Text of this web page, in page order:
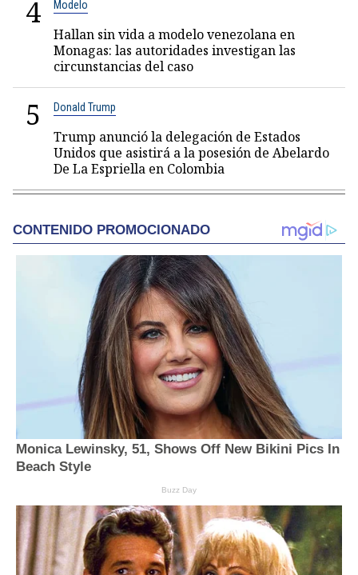
4 Modelo
Hallan sin vida a modelo venezolana en
Monagas: las autoridades investigan las
circunstancias del caso
5 Donald Trump
Trump anunció la delegación de Estados
Unidos que asistirá a la posesión de Abelardo
De La Espriella en Colombia